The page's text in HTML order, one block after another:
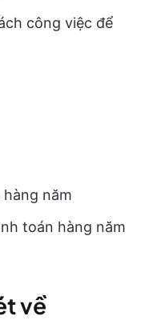
công việc để
năm
toán hàng năm
về